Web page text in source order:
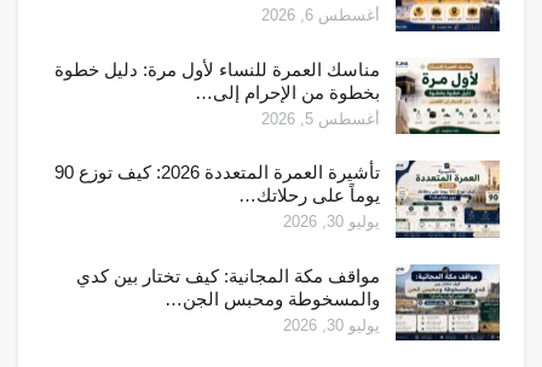
أغسطس 6, 2026
مناسك العمرة للنساء لأول مرة: دليل خطوة
بخطوة من الإحرام إلى…
أغسطس 5, 2026
تأشيرة العمرة المتعددة 2026: كيف توزع 90
يوماً على رحلاتك…
يوليو 30, 2026
مواقف مكة المجانية: كيف تختار بين كدي
والمسخوطة ومحبس الجن…
يوليو 30, 2026